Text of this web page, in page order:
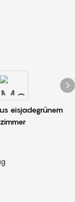
eisjadegrünem